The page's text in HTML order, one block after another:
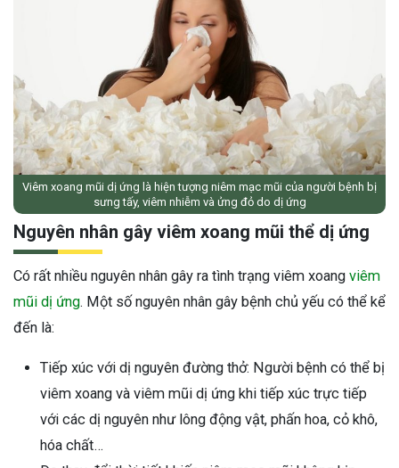
Viêm xoang mũi dị ứng là hiện tượng niêm mạc mũi của người bệnh bị
sưng tấy, viêm nhiễm và ửng đỏ do dị ứng
Nguyên nhân gây viêm xoang mũi thể dị ứng
Có rất nhiều nguyên nhân gây ra tình trạng viêm xoang viêm
mũi dị ứng. Một số nguyên nhân gây bệnh chủ yếu có thể kể
đến là:
Tiếp xúc với dị nguyên đường thở: Người bệnh có thể bị
viêm xoang và viêm mũi dị ứng khi tiếp xúc trực tiếp
với các dị nguyên như lông động vật, phấn hoa, cỏ khô,
hóa chất…